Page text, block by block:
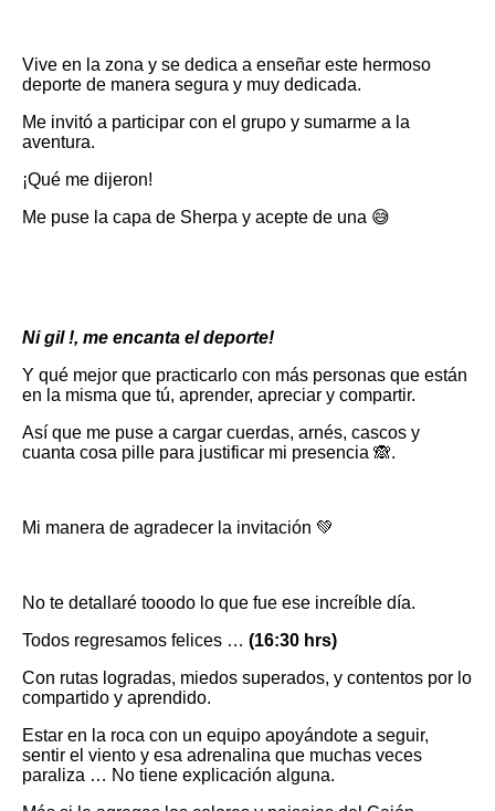
Vive en la zona y se dedica a enseñar este hermoso
deporte de manera segura y muy dedicada.
Me invitó a participar con el grupo y sumarme a la
aventura.
¡Qué me dijeron!
Me puse la capa de Sherpa y acepte de una 😅
Ni gil !, me encanta el deporte!
Y qué mejor que practicarlo con más personas que están
en la misma que tú, aprender, apreciar y compartir.
Así que me puse a cargar cuerdas, arnés, cascos y
cuanta cosa pille para justificar mi presencia 🙈.
Mi manera de agradecer la invitación 💚
No te detallaré tooodo lo que fue ese increíble día.
Todos regresamos felices … (16:30 hrs)
Con rutas logradas, miedos superados, y contentos por lo
compartido y aprendido.
Estar en la roca con un equipo apoyándote a seguir,
sentir el viento y esa adrenalina que muchas veces
paraliza … No tiene explicación alguna.